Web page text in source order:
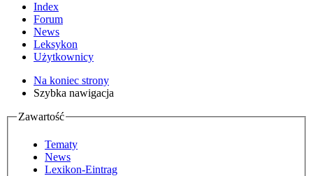
Index
Forum
News
Leksykon
Użytkownicy
Na koniec strony
Szybka nawigacja
Zawartość
Tematy
News
Lexikon-Eintrag